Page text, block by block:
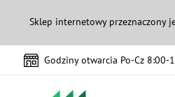
Sklep internetowy przeznaczony
Godziny otwarcia Po-Cz 8:00-